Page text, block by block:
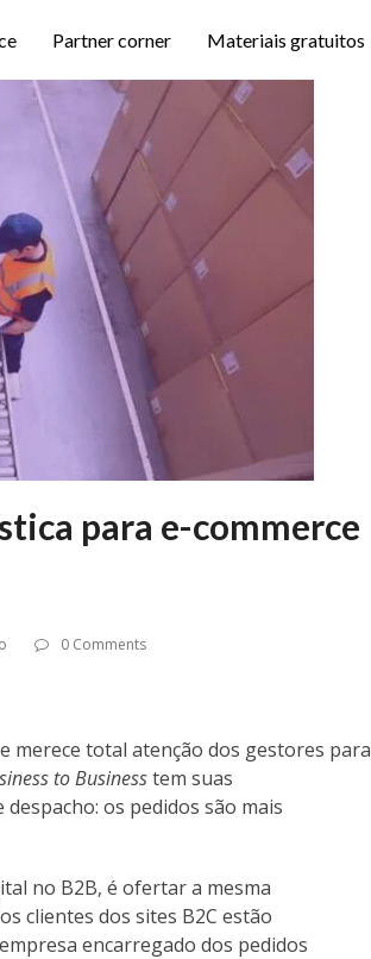
Partner corner Materiais gratuitos
para e-commerce
0 Comments
merece total atenção dos gestores para
to Businesstem suas
os pedidos são mais
no B2B, é ofertar a mesma
clientes dos sites B2C estão
encarregado dos pedidos